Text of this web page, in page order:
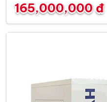
165,000,000 đ